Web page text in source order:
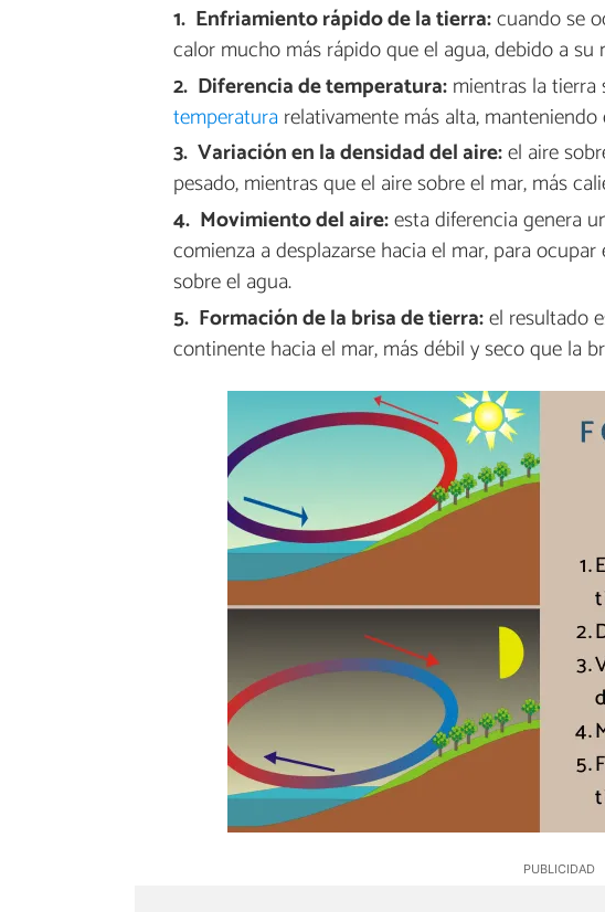
Enfriamiento rápido de la tierra:cuando se
calor mucho más rápido que el agua, debido a
Diferencia de temperatura:mientras la tierra
temperatura relativamente más alta,
Variación en la densidad del aire:el aire
pesado, mientras que el aire sobre el mar, más
Movimiento del aire:esta diferencia genera
comienza a desplazarse hacia el mar, para
sobre el agua.
Formación de la brisa de tierra:el resultado
continente hacia el mar, más débil y seco que la